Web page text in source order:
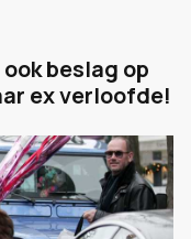
beslag op
ex verloofde!